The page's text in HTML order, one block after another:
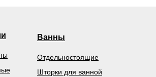
Ванны
Отдельностоящие
Шторки для ванной